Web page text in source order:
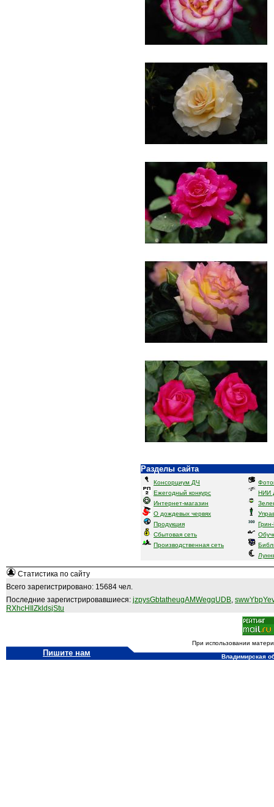
Разделы сайта
Консорциум ДЧ
Ежегодный конкурс
Интернет-магазин
О дождевых червях
Продукция
Сбытовая сеть
Производственная сеть
НИИ
Статистика по сайту
Всего зарегистрировано: 15684 чел.
Последние зарегистрировавшиеся: jzpysGbtatheugAMWegqUDB,
RXhcHIlZkldsjStu
При использовании
Пишите нам Владимирская